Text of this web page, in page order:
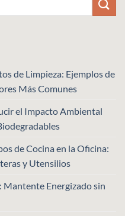
de Limpieza: Ejemplos de
Más Comunes
el Impacto Ambiental
de Cocina en la Oficina:
y Utensilios
Mantente Energizado sin